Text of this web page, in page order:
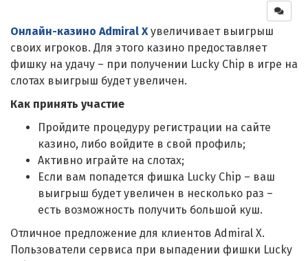
Онлайн-казино Admiral Xувеличивает выигрыш
своих игроков. Для этого казино предоставляет
фишку на удачу – при получении Lucky Chip в игре на
слотах выигрыш будет увеличен.
Как принять участие
Пройдите процедуру регистрации на сайте
казино, либо войдите в свой профиль;
Активно играйте на слотах;
Если вам попадется фишка Lucky Chip – ваш
выигрыш будет увеличен в несколько раз –
есть возможность получить большой куш.
Отличное предложение для клиентов Admiral X.
Пользователи сервиса при выпадении фишки Lucky